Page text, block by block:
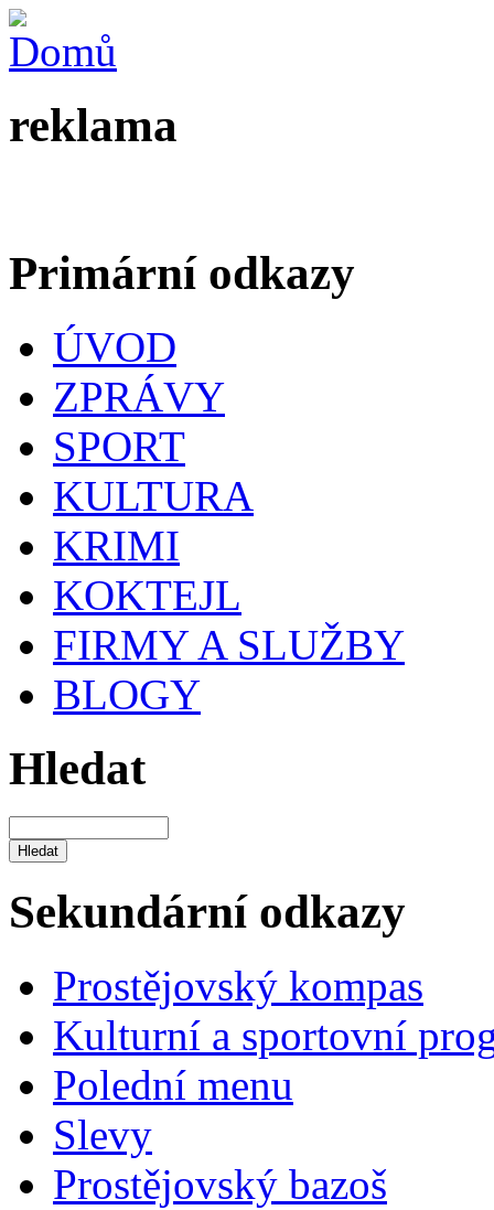
reklama
Primární odkazy
ÚVOD
ZPRÁVY
SPORT
KULTURA
KRIMI
KOKTEJL
FIRMY A SLUŽBY
BLOGY
Hledat
Sekundární odkazy
Prostějovský kompas
Kulturní a sportovní
Polední menu
Slevy
Prostějovský bazoš